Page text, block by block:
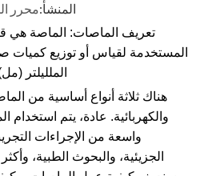
المنشأ:محرر
تعريف الماصات: الماصة هي
المستخدمة لقياس أو توزيع كميات
الملليلتر
هناك ثلاثة أنواع أساسية من
والكهربائية. عادة، يتم استخدام
واسعة من الإجراءات
الجزيئية، والبحوث الطبية،